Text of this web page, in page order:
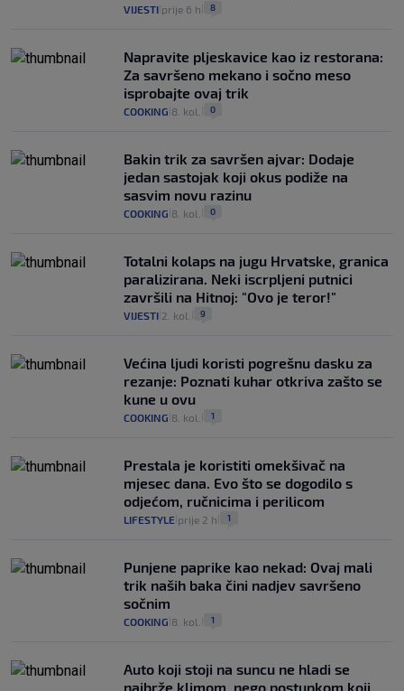
VIJESTI prije 6 h 8
Napravite pljeskavice kao iz restorana:
Za savršeno mekano i sočno meso
isprobajte ovaj trik
COOKING 8. kol. 0
Bakin trik za savršen ajvar: Dodaje
jedan sastojak koji okus podiže na
sasvim novu razinu
COOKING 8. kol. 0
Totalni kolaps na jugu Hrvatske, granica
paralizirana. Neki iscrpljeni putnici
završili na Hitnoj: "Ovo je teror!"
VIJESTI 2. kol. 9
Većina ljudi koristi pogrešnu dasku za
rezanje: Poznati kuhar otkriva zašto se
kune u ovu
COOKING 8. kol. 1
Prestala je koristiti omekšivač na
mjesec dana. Evo što se dogodilo s
odjećom, ručnicima i perilicom
LIFESTYLE prije 2 h 1
Punjene paprike kao nekad: Ovaj mali
trik naših baka čini nadjev savršeno
sočnim
COOKING 8. kol. 1
Auto koji stoji na suncu ne hladi se
najbrže klimom, nego postupkom koji